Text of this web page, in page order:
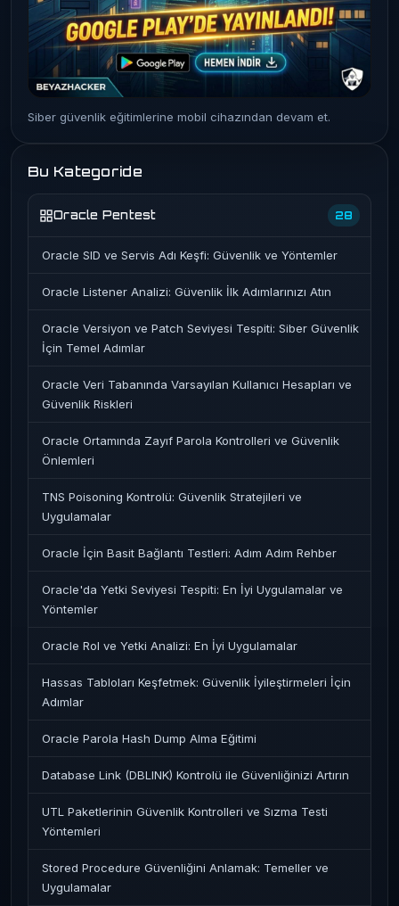
Siber güvenlik eğitimlerine mobil cihazından devam et.
Bu Kategoride
Oracle Pentest 28
Oracle SID ve Servis Adı Keşfi: Güvenlik ve Yöntemler
Oracle Listener Analizi: Güvenlik İlk Adımlarınızı Atın
Oracle Versiyon ve Patch Seviyesi Tespiti: Siber Güvenlik
İçin Temel Adımlar
Oracle Veri Tabanında Varsayılan Kullanıcı Hesapları ve
Güvenlik Riskleri
Oracle Ortamında Zayıf Parola Kontrolleri ve Güvenlik
Önlemleri
TNS Poisoning Kontrolü: Güvenlik Stratejileri ve
Uygulamalar
Oracle İçin Basit Bağlantı Testleri: Adım Adım Rehber
Oracle'da Yetki Seviyesi Tespiti: En İyi Uygulamalar ve
Yöntemler
Oracle Rol ve Yetki Analizi: En İyi Uygulamalar
Hassas Tabloları Keşfetmek: Güvenlik İyileştirmeleri İçin
Adımlar
Oracle Parola Hash Dump Alma Eğitimi
Database Link (DBLINK) Kontrolü ile Güvenliğinizi Artırın
UTL Paketlerinin Güvenlik Kontrolleri ve Sızma Testi
Yöntemleri
Stored Procedure Güvenliğini Anlamak: Temeller ve
Uygulamalar